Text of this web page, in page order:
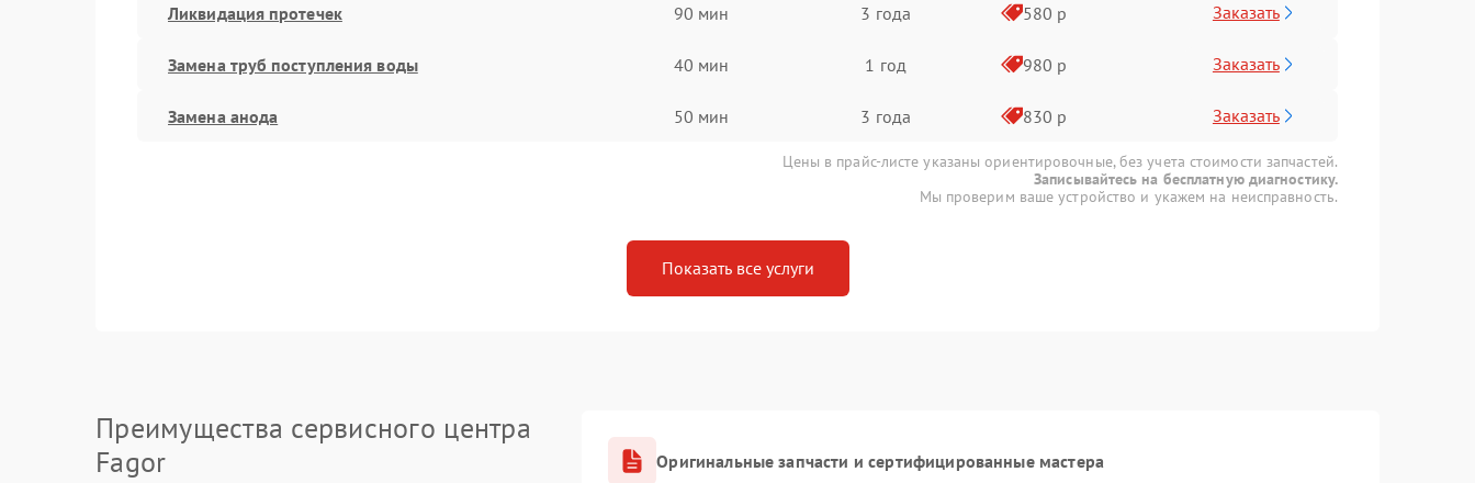
Ликвидация протечек 90 мин 3 года 580 р Заказать
Замена труб поступления воды 40 мин 1 год 980 р Заказать
Замена анода 50 мин 3 года 830 р Заказать
Цены в прайс-листе указаны ориентировочные, без учета стоимости запчастей.
Записывайтесь на бесплатную диагностику.
Мы проверим ваше устройство и укажем на неисправность.
Показать все услуги
Преимущества сервисного центра
Fagor
Оригинальные запчасти и сертифицированные мастера